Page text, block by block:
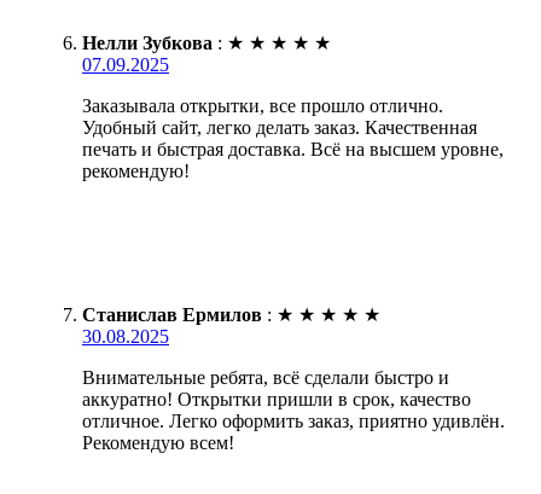
Нелли Зубкова : ★ ★ ★ ★ ★
07.09.2025
Заказывала открытки, все прошло отлично.
Удобный сайт, легко делать заказ. Качественная
печать и быстрая доставка. Всё на высшем уровне,
рекомендую!
Станислав Ермилов : ★ ★ ★ ★ ★
30.08.2025
Внимательные ребята, всё сделали быстро и
аккуратно! Открытки пришли в срок, качество
отличное. Легко оформить заказ, приятно удивлён.
Рекомендую всем!